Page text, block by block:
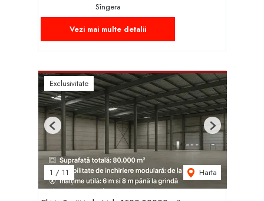
Sîngera
Vezi mai multe detalii
Exclusivitate
1 / 11 Harta
Previous Next